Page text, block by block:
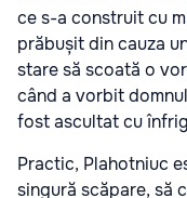
ce s-a construit cu
prăbușit din cauza
stare să scoată o
când a vorbit
fost ascultat cu
Practic, Plahotniuc
singură scăpare, să